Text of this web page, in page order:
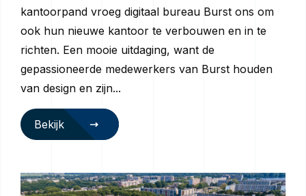
kantoorpand vroeg digitaal bureau Burst ons om
ook hun nieuwe kantoor te verbouwen en in te
richten. Een mooie uitdaging, want de
gepassioneerde medewerkers van Burst houden
van design en zijn...
Bekijk